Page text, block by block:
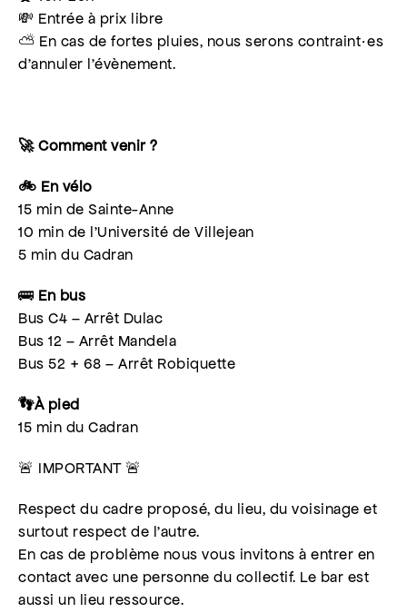
💸 Entrée à prix libre
⛅️ En cas de fortes pluies, nous serons contraint·es
d’annuler l’évènement.
🚀 Comment venir ?
🚲 En vélo
15 min de Sainte-Anne
10 min de l’Université de Villejean
5 min du Cadran
🚌 En bus
Bus C4 – Arrêt Dulac
Bus 12 – Arrêt Mandela
Bus 52 + 68 – Arrêt Robiquette
👣À pied
15 min du Cadran
🚨 IMPORTANT 🚨
Respect du cadre proposé, du lieu, du voisinage et
surtout respect de l’autre.
En cas de problème nous vous invitons à entrer en
contact avec une personne du collectif. Le bar est
aussi un lieu ressource.